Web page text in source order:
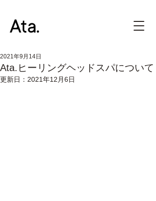
Ata.ヒーリングヘッドスパについて
2021年9月14日
更新日： 2021年12月6日